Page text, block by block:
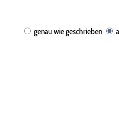
genau wie geschrieben